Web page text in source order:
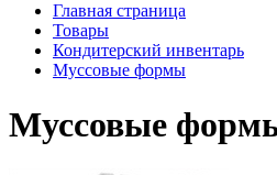
Главная страница
Товары
Кондитерский инвентарь
Муссовые формы
Муссовые